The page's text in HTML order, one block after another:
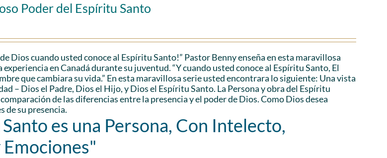
Poder del Espíritu Santo
Dios cuando usted conoce al Espíritu Santo!” Pastor Benny enseña en esta maravillosa
en Canadá durante su juventud. “Y cuando usted conoce al Espíritu Santo, El
que cambiara su vida.” En esta maravillosa serie usted encontrara lo siguiente: Una vista
– Dios el Padre, Dios el Hijo, y Dios el Espíritu Santo. La Persona y obra del Espíritu
de las diferencias entre la presencia y el poder de Dios. Como Dios desea
de su presencia.
es una Persona, Con Intelecto,